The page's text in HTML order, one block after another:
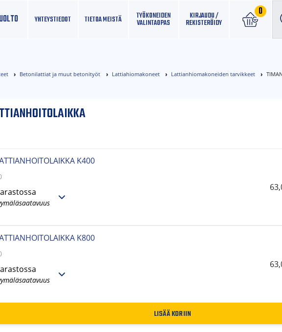
0
YHTEYS­TIEDOT TIETOA MEISTÄ TYÖKONEIDEN
VALINTAOPAS
KIRJAUDU /
REKISTERÖIDY
Betonilattiat ja muut betonityöt Lattiahiomakoneet Lattianhiomakoneiden tarvikkeet
K400
K800
LISÄÄ KORIIN